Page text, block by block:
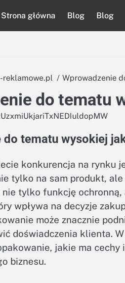
Strona główna Blog Blog
reklamowe.pl Wprowadzenie
do tematu
do tematu wysokiej
konkurencja na rynku
tylko na sam produkt,
nie tylko funkcję
wpływa na decyzje
może znacznie
doświadczenia klienta.
jakie ma
biznesu.